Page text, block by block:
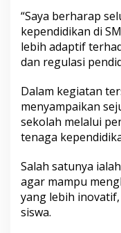
p
e
t
e
n
i
G
u
r
u
“Saya berharap
kependidikan di
lebih adaptif
dan regulasi
Dalam kegiatan
menyampaikan
sekolah melalui
tenaga
Salah satunya
agar mampu
yang lebih
siswa.